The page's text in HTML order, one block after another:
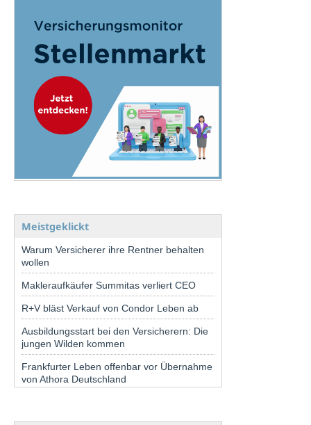
Meistgeklickt
Warum Versicherer ihre Rentner behalten
wollen
Makleraufkäufer Summitas verliert CEO
R+V bläst Verkauf von Condor Leben ab
Ausbildungsstart bei den Versicherern: Die
jungen Wilden kommen
Frankfurter Leben offenbar vor Übernahme
von Athora Deutschland